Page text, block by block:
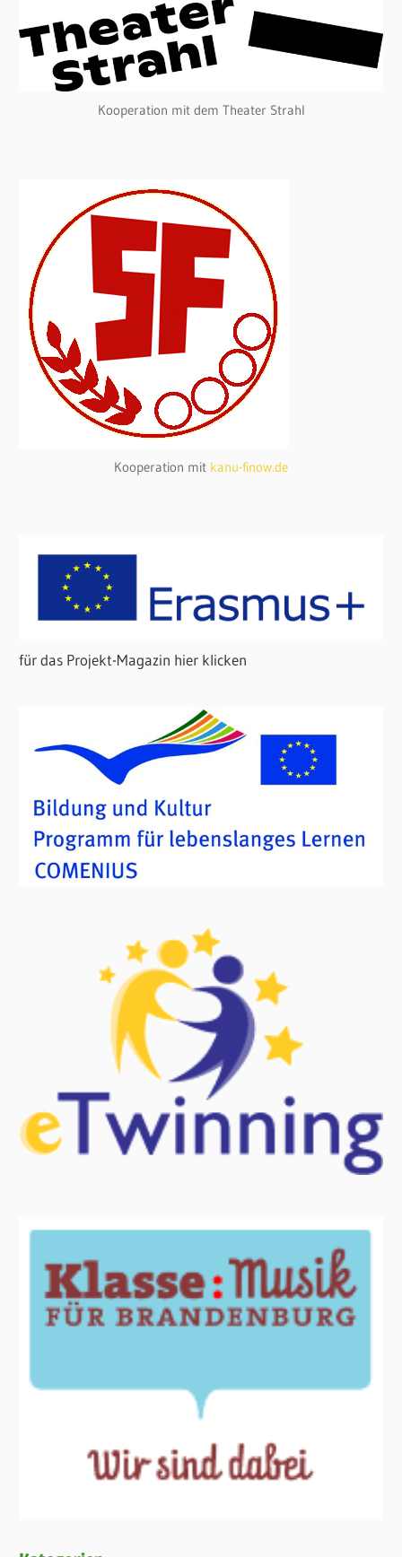
Kooperation mit dem Theater Strahl
Kooperation mit kanu-finow.de
für das Projekt-Magazin hier klicken